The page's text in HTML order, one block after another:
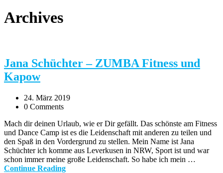
Archives
Jana Schüchter – ZUMBA Fitness und
Kapow
24. März 2019
0 Comments
Mach dir deinen Urlaub, wie er Dir gefällt. Das schönste am Fitness
und Dance Camp ist es die Leidenschaft mit anderen zu teilen und
den Spaß in den Vordergrund zu stellen. Mein Name ist Jana
Schüchter ich komme aus Leverkusen in NRW, Sport ist und war
schon immer meine große Leidenschaft. So habe ich mein …
Continue Reading